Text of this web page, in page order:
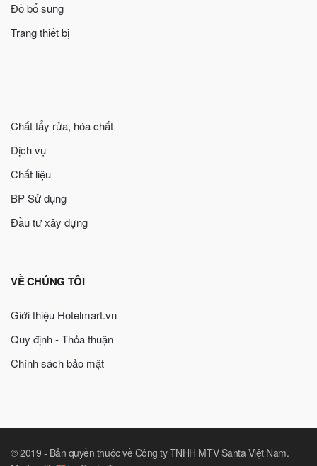
Đồ bổ sung
Trang thiết bị
Chất tẩy rửa, hóa chất
Dịch vụ
Chất liệu
BP Sử dụng
Đầu tư xây dựng
VỀ CHÚNG TÔI
Giới thiệu Hotelmart.vn
Quy định - Thỏa thuận
Chính sách bảo mật
© 2019 - Bản quyền thuộc về Công ty TNHH MTV Santa Việt Nam.